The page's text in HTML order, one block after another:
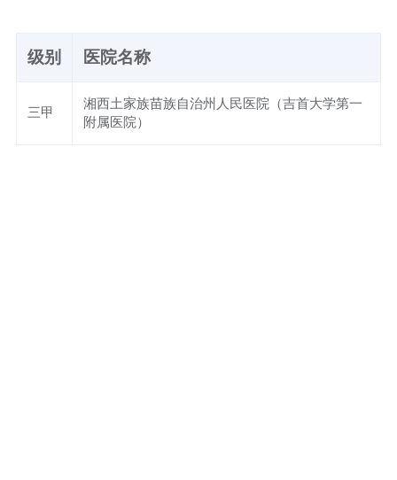
级别 医院名称
三甲
湘西土家族苗族自治州人民医院（吉首大学第一
附属医院）